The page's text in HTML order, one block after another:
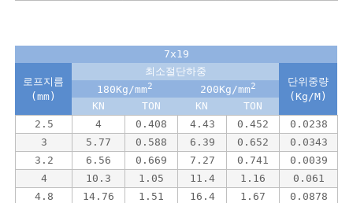
7x19
로프지름
(mm)
최소절단하중
단위중량
(Kg/M)
180Kg/mm2 200Kg/mm2
KN TON KN
TON
2.5
4 0.408 4.43 0.452
0.0238
3
5.77 0.588 6.39 0.652
0.0343
3.2
6.56 0.669 7.27 0.741
0.0039
4
10.3 1.05 11.4 1.16
0.061
4.8
14.76 1.51 16.4 1.67
0.0878